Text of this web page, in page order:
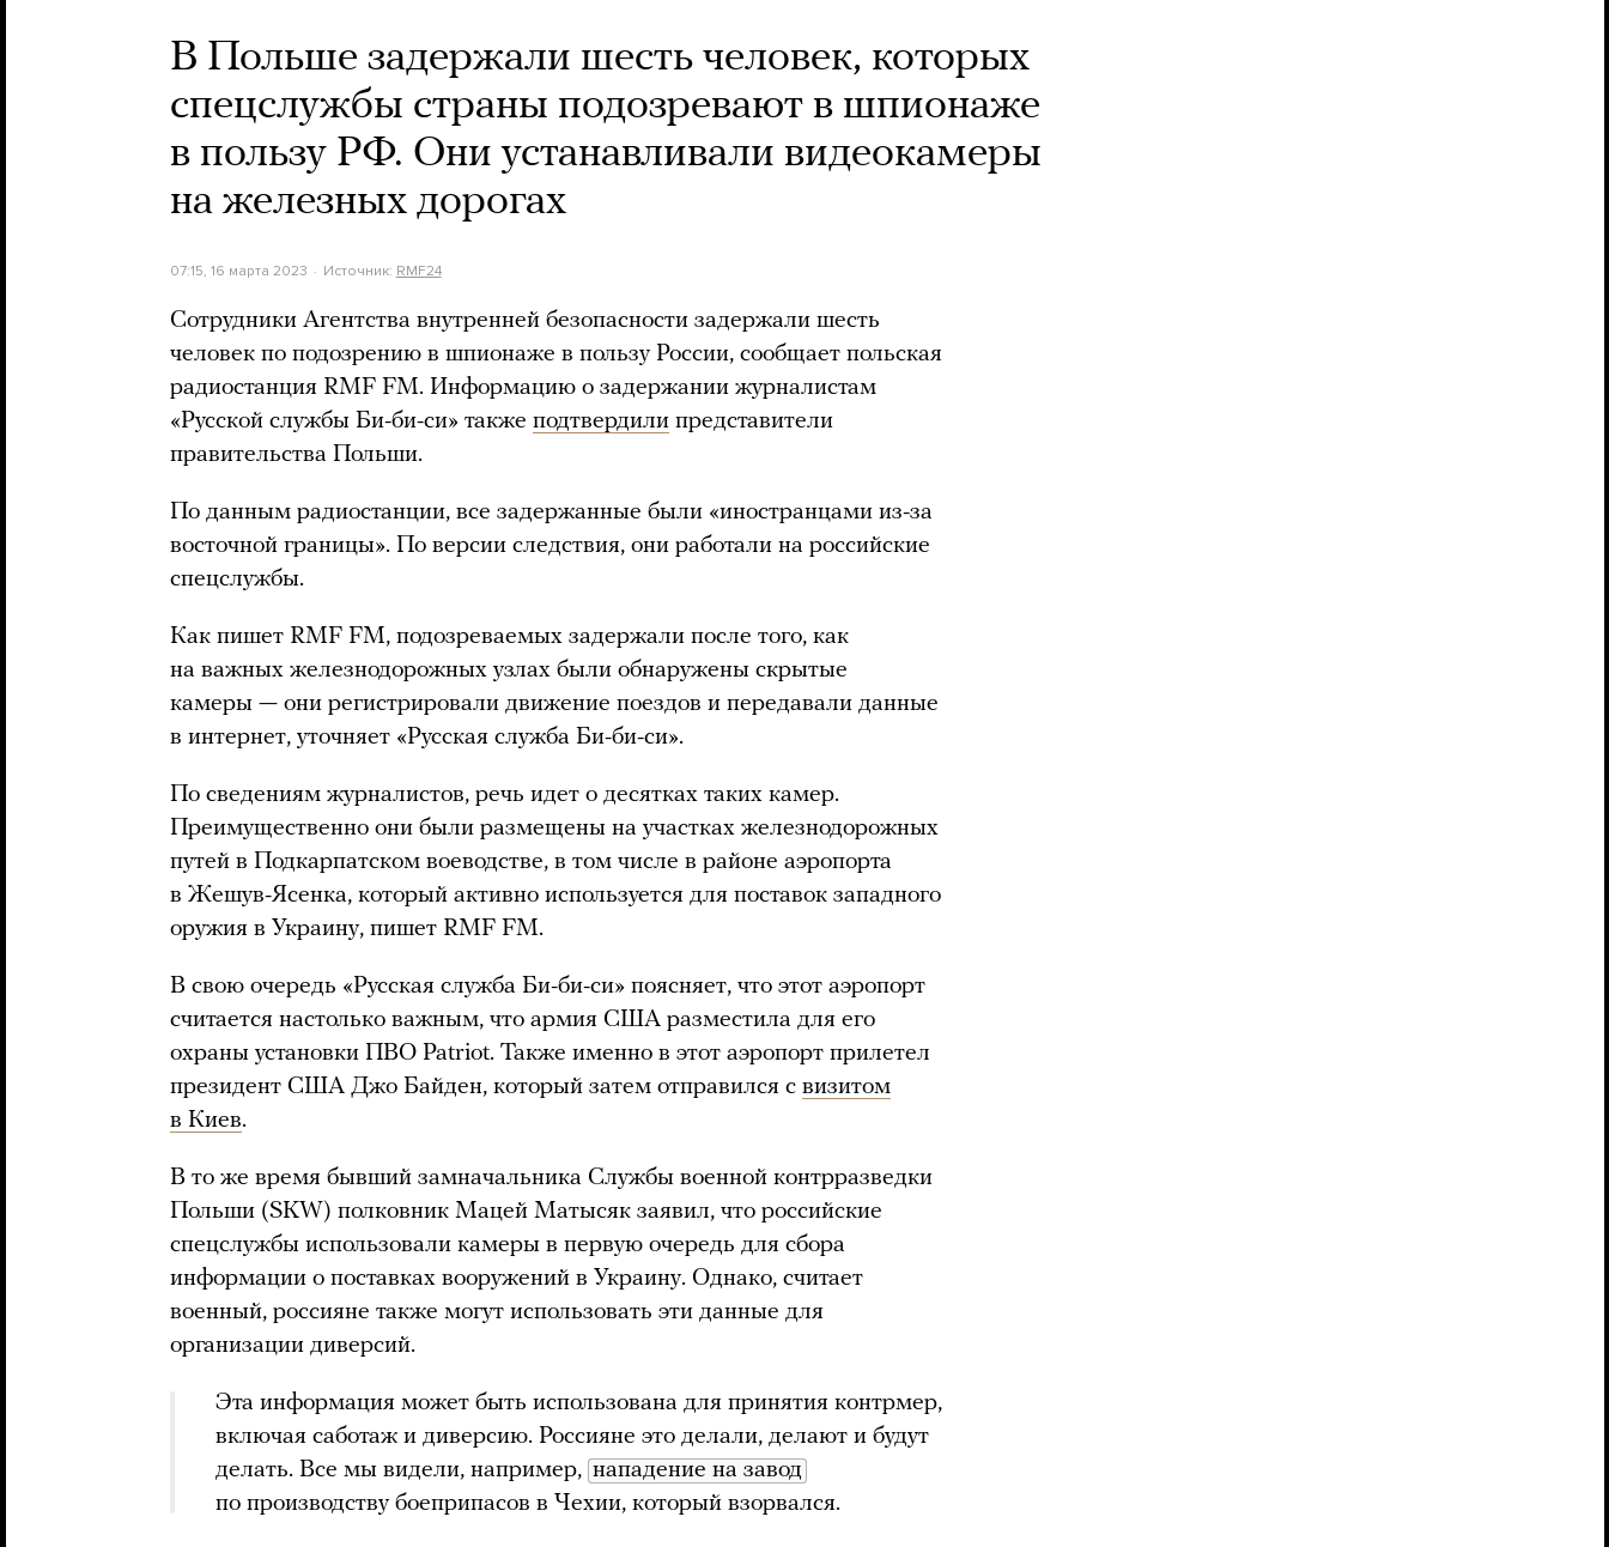
В Польше задержали шесть человек, которых
спецслужбы страны подозревают в шпионаже
в пользу РФ. Они устанавливали видеокамеры
на железных дорогах
07:15, 16 марта 2023 Источник: RMF24
Сотрудники Агентства внутренней безопасности задержали шесть
человек по подозрению в шпионаже в пользу России, сообщает польская
радиостанция RMF FM. Информацию о задержании журналистам
«Русской службы Би-би-си» также подтвердили представители
правительства Польши.
По данным радиостанции, все задержанные были «иностранцами из-за
восточной границы». По версии следствия, они работали на российские
спецслужбы.
Как пишет RMF FM, подозреваемых задержали после того, как
на важных железнодорожных узлах были обнаружены скрытые
камеры — они регистрировали движение поездов и передавали данные
в интернет, уточняет «Русская служба Би-би-си».
По сведениям журналистов, речь идет о десятках таких камер.
Преимущественно они были размещены на участках железнодорожных
путей в Подкарпатском воеводстве, в том числе в районе аэропорта
в Жешув-Ясенка, который активно используется для поставок западного
оружия в Украину, пишет RMF FM.
В свою очередь «Русская служба Би-би-си» поясняет, что этот аэропорт
считается настолько важным, что армия США разместила для его
охраны установки ПВО Patriot. Также именно в этот аэропорт прилетел
президент США Джо Байден, который затем отправился с визитом
в Киев.
В то же время бывший замначальника Службы военной контрразведки
Польши (SKW) полковник Мацей Матысяк заявил, что российские
спецслужбы использовали камеры в первую очередь для сбора
информации о поставках вооружений в Украину. Однако, считает
военный, россияне также могут использовать эти данные для
организации диверсий.
Эта информация может быть использована для принятия контрмер,
включая саботаж и диверсию. Россияне это делали, делают и будут
делать. Все мы видели, например, нападение на завод
по производству боеприпасов в Чехии, который взорвался.